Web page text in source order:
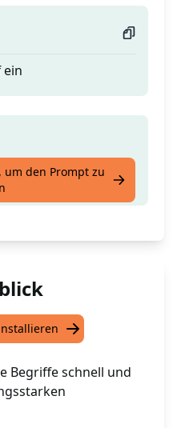
ein
um den Prompt zu
Begriffe schnell und